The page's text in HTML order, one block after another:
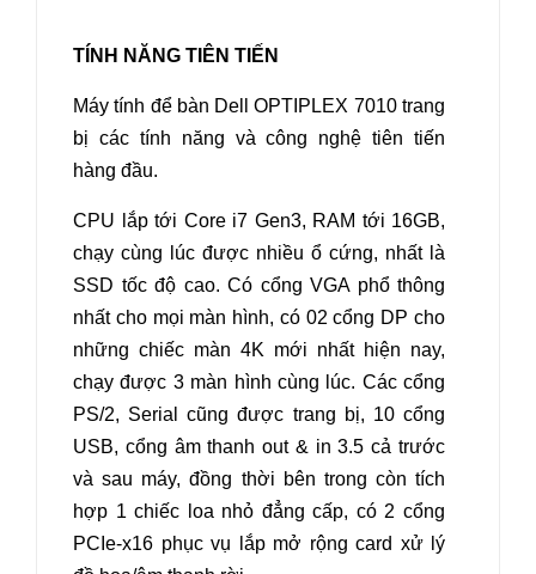
TÍNH NĂNG TIÊN TIẾN
Máy tính để bàn Dell OPTIPLEX 7010trang
bị các tính năng và công nghệ tiên tiến
hàng đầu.
CPU lắp tới Core i7 Gen3, RAM tới 16GB,
chạy cùng lúc được nhiều ổ cứng, nhất là
SSD tốc độ cao. Có cổng VGA phổ thông
nhất cho mọi màn hình, có 02 cổng DP cho
những chiếc màn 4K mới nhất hiện nay,
chạy được 3 màn hình cùng lúc. Các cổng
PS/2, Serial cũng được trang bị, 10 cổng
USB, cổng âm thanh out & in 3.5 cả trước
và sau máy, đồng thời bên trong còn tích
hợp 1 chiếc loa nhỏ đẳng cấp, có 2 cổng
PCIe-x16 phục vụ lắp mở rộng card xử lý